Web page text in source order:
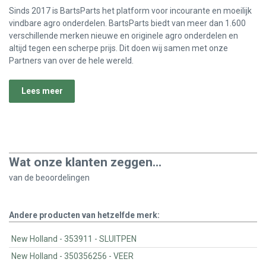
Sinds 2017 is BartsParts het platform voor incourante en moeilijk
vindbare agro onderdelen. BartsParts biedt van meer dan 1.600
verschillende merken nieuwe en originele agro onderdelen en
altijd tegen een scherpe prijs. Dit doen wij samen met onze
Partners van over de hele wereld.
Lees meer
Wat onze klanten zeggen...
van de beoordelingen
Andere producten van hetzelfde merk:
New Holland - 353911 - SLUITPEN
New Holland - 350356256 - VEER